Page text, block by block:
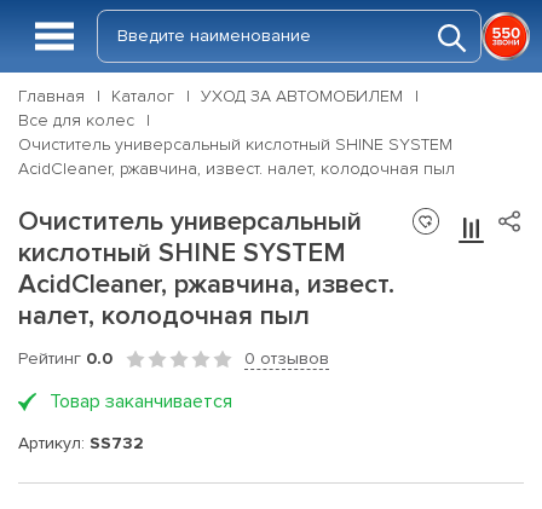
Главная Каталог
УХОД ЗА АВТОМОБИЛЕМ
Все для колес
Очиститель универсальный кислотный SHINE SYSTEM
AcidCleaner, ржавчина, извест. налет, колодочная пыл
Очиститель универсальный
кислотный SHINE SYSTEM
AcidCleaner, ржавчина, извест.
налет, колодочная пыл
Рейтинг 0.0 0 отзывов
Товар заканчивается
Артикул: SS732